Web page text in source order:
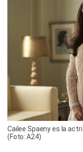
Cailee Spaeny es la
(Foto: A24)